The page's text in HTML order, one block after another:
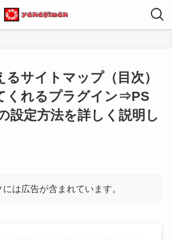
サイトマップ（目次）
くれるプラグイン⇒PS
設定方法を詳しく説明し
は広告が含まれています。